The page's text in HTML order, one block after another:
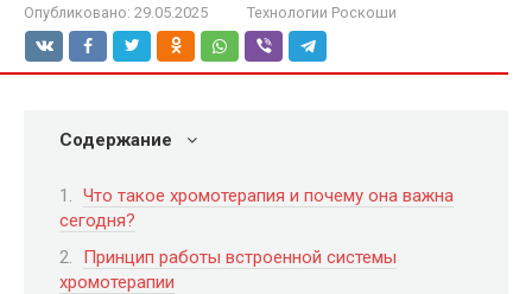
Опубликовано: 29.05.2025 Технологии Роскоши
Содержание
Что такое хромотерапия и почему она важна
сегодня?
Принцип работы встроенной системы
хромотерапии